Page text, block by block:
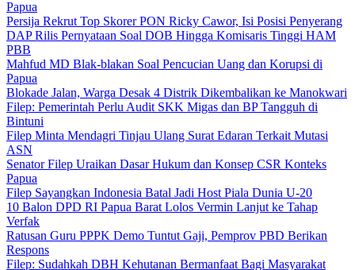
Papua
Persija Rekrut Top Skorer PON Ricky Cawor, Isi Posisi Penyerang
DAP Rilis Pernyataan Soal DOB Hingga Komisaris Tinggi HAM
PBB
Mahfud MD Blak-blakan Soal Pencucian Uang dan Korupsi di
Papua
Blokade Jalan, Warga Desak 4 Distrik Dikembalikan ke Manokwari
Filep: Pemerintah Perlu Audit SKK Migas dan BP Tangguh di
Bintuni
Filep Minta Mendagri Tinjau Ulang Surat Edaran Terkait Mutasi
ASN
Senator Filep Uraikan Dasar Hukum dan Konsep CSR Konteks
Papua
Filep Sayangkan Indonesia Batal Jadi Host Piala Dunia U-20
10 Balon DPD RI Papua Barat Lolos Vermin Lanjut ke Tahap
Verfak
Ratusan Guru PPPK Demo Tuntut Gaji, Pemprov PBD Berikan
Respons
Filep: Sudahkah DBH Kehutanan Bermanfaat Bagi Masyarakat